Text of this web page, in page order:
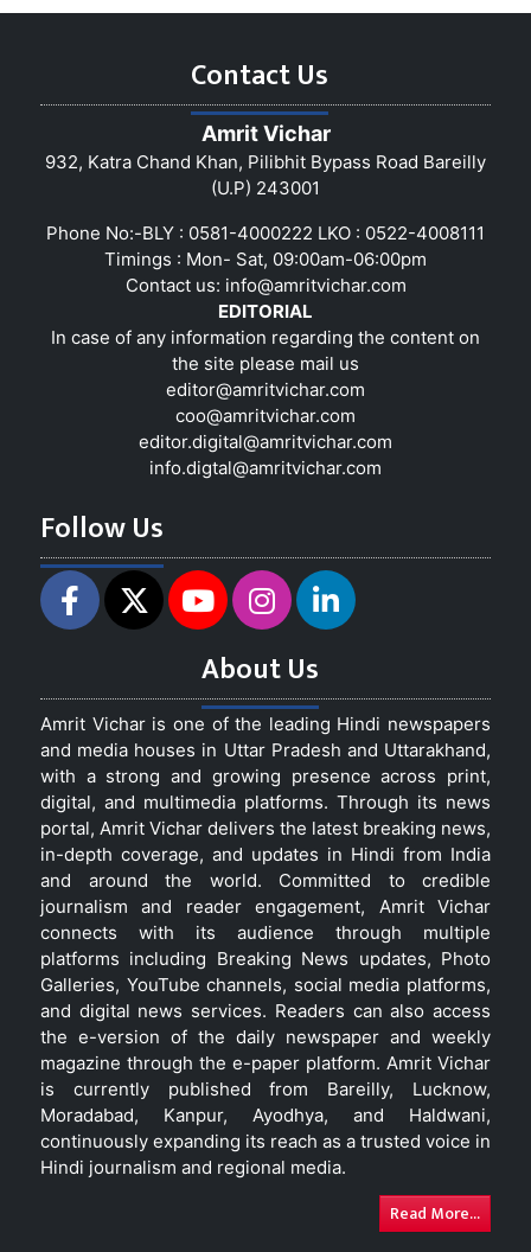
Contact Us
Amrit Vichar
932, Katra Chand Khan, Pilibhit Bypass Road Bareilly
(U.P) 243001
Phone No:-BLY : 0581-4000222 LKO : 0522-4008111
Timings : Mon- Sat, 09:00am-06:00pm
Contact us: info@amritvichar.com
EDITORIAL
In case of any information regarding the content on
the site please mail us
editor@amritvichar.com
coo@amritvichar.com
editor.digital@amritvichar.com
info.digtal@amritvichar.com
Follow Us
About Us
Amrit Vichar is one of the leading Hindi newspapers
and media houses in Uttar Pradesh and Uttarakhand,
with a strong and growing presence across print,
digital, and multimedia platforms. Through its news
portal, Amrit Vichar delivers the latest breaking news,
in-depth coverage, and updates in Hindi from India
and around the world. Committed to credible
journalism and reader engagement, Amrit Vichar
connects with its audience through multiple
platforms including Breaking News updates, Photo
Galleries, YouTube channels, social media platforms,
and digital news services. Readers can also access
the e-version of the daily newspaper and weekly
magazine through the e-paper platform. Amrit Vichar
is currently published from Bareilly, Lucknow,
Moradabad, Kanpur, Ayodhya, and Haldwani,
continuously expanding its reach as a trusted voice in
Hindi journalism and regional media.
Read More...